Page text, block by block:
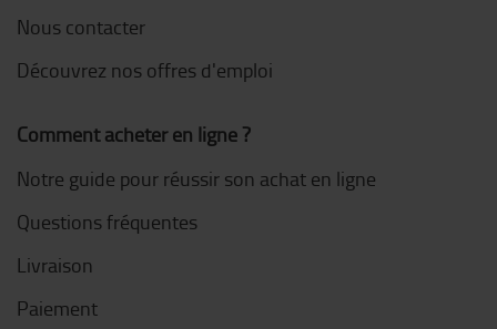
Nous contacter
Découvrez nos offres d'emploi
Comment acheter en ligne ?
Notre guide pour réussir son achat en ligne
Questions fréquentes
Livraison
Paiement